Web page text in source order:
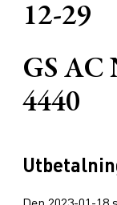
12-29
GS AC
4440